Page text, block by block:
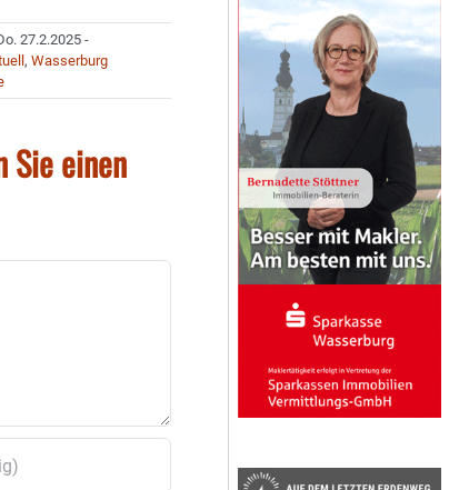
27.2.2025 -
,Wasserburg
Sie einen